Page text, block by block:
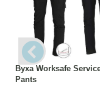
Byxa Worksafe
Pants